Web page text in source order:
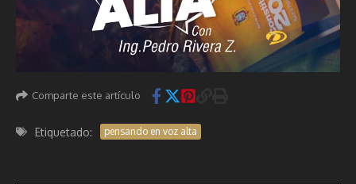
Comparte este artículo
Etiquetado: pensando en voz alta